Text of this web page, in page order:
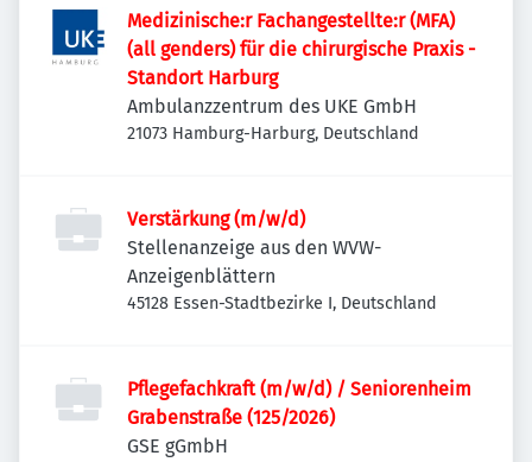
Medizinische:r Fachangestellte:r (MFA)
(all genders) für die chirurgische Praxis -
Standort Harburg
Ambulanzzentrum des UKE GmbH
21073 Hamburg-Harburg, Deutschland
Verstärkung (m/w/d)
Stellenanzeige aus den WVW-
Anzeigenblättern
45128 Essen-Stadtbezirke I, Deutschland
Pflegefachkraft (m/w/d) / Seniorenheim
Grabenstraße (125/2026)
GSE gGmbH